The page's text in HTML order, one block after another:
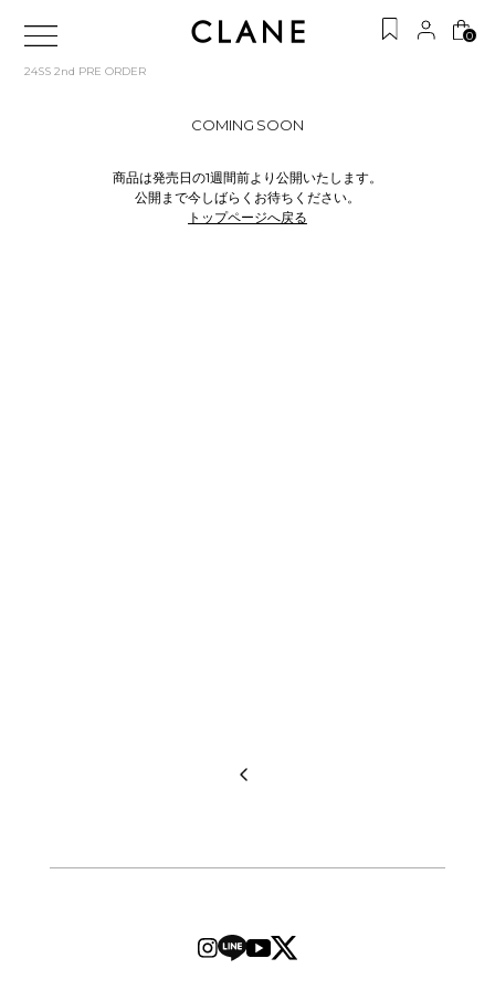
0
24SS 2nd PRE ORDER
COMING SOON
商品は発売日の1週間前より公開いたします。
公開まで今しばらくお待ちください。
トップページへ戻る